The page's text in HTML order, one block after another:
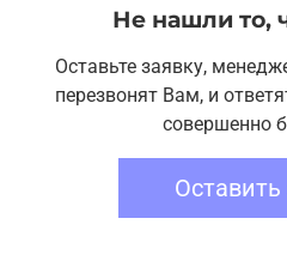
Не нашли то,
Оставьте заявку,
перезвонят Вам, и
совершенно
Оставить